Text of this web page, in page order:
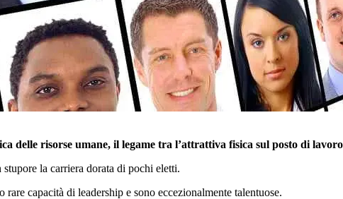
delle risorse umane, il legame tra l’attrattiva fisica sul posto di
la carriera dorata di pochi eletti.
capacità di leadership e sono eccezionalmente talentuose.